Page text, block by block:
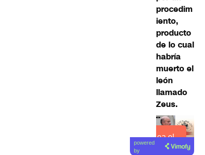
procedim
iento,
producto
de lo cual
habría
muerto el
león
llamado
Zeus.
Lea el
artículo
powered
by